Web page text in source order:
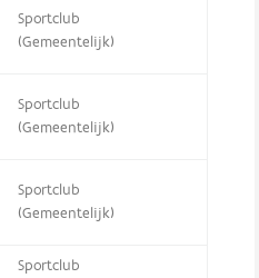
Sportclub
(Gemeentelijk)
Sportclub
(Gemeentelijk)
Sportclub
(Gemeentelijk)
Sportclub